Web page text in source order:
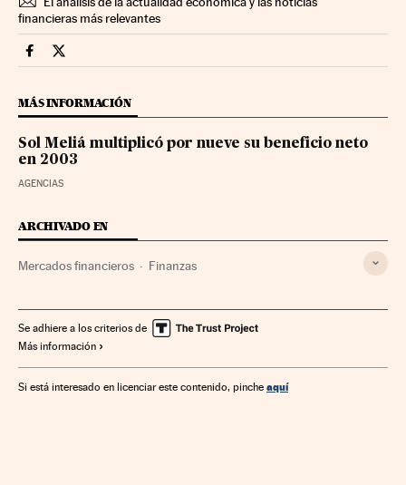
financieras más relevantes
Mercados Financieros Cinco Días en Facebook
Mercados Financieros Cinco Días en Twitter
MÁS INFORMACIÓN
Sol Meliá multiplicó por nueve su beneficio neto
en 2003
AGENCIAS
ARCHIVADO EN
Mercados financieros Finanzas
Se adhiere a los criterios de
Más información
Si está interesado en licenciar este contenido, pinche aquí